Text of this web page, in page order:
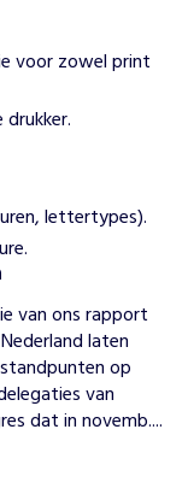
voor zowel print
lettertypes).
van ons rapport
laten
op
van
dat in novemb....